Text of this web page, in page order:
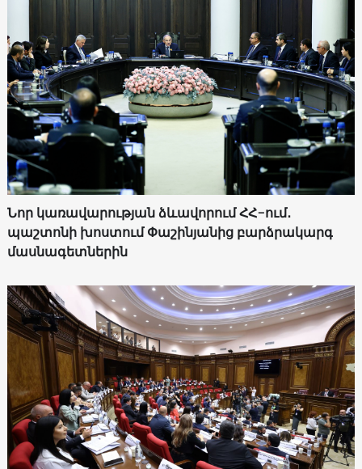
Նոր կառավարության ձևավորում ՀՀ-ում․
պաշտոնի խոստում Փաշինյանից բարձրակարգ
մասնագետներին